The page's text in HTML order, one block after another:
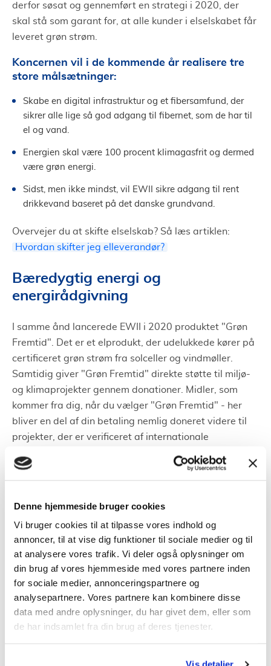
Denne hjemmeside bruger cookies
Vi bruger cookies til at tilpasse vores indhold og
annoncer, til at vise dig funktioner til sociale medier og til
at analysere vores trafik. Vi deler også oplysninger om
din brug af vores hjemmeside med vores partnere inden
for sociale medier, annonceringspartnere og
analysepartnere. Vores partnere kan kombinere disse
data med andre oplysninger, du har givet dem, eller som
de har indsamlet fra din brug af deres tjenester.
derfor søsat og gennemført en strategi i 2020, der
skal stå som garant for, at alle kunder i elselskabet får
leveret grøn strøm.
Koncernen vil i de kommende år realisere tre
store målsætninger:
Skabe en digital infrastruktur og et fibersamfund, der
sikrer alle lige så god adgang til fibernet, som de har til
el og vand.
Energien skal være 100 procent klimagasfrit og dermed
være grøn energi.
Sidst, men ikke mindst, vil EWII sikre adgang til rent
drikkevand baseret på det danske grundvand.
Overvejer du at skifte elselskab? Så læs artiklen:
Hvordan skifter jeg elleverandør?
Bæredygtig energi og
energirådgivning
I samme ånd lancerede EWII i 2020 produktet "Grøn
Fremtid". Det er et elprodukt, der udelukkede kører på
certificeret grøn strøm fra solceller og vindmøller.
Samtidig giver "Grøn Fremtid" direkte støtte til miljø-
og klimaprojekter gennem donationer. Midler, som
kommer fra dig, når du vælger "Grøn Fremtid" - her
bliver en del af din betaling nemlig doneret videre til
projekter, der er verificeret af internationale
https://www.goldstandard.org
mærkningsordning lavet af Forbrugerombudsmanden.
Ordningen skal sikre et mere gennemsikret marked -
og hjælpe forbrugerne med at finde frem til de
elselskaber, som reelt vil arbejde for den grønne
omstilling.
EWII's datterselskaber: billig el,
vand, varme og fibernet